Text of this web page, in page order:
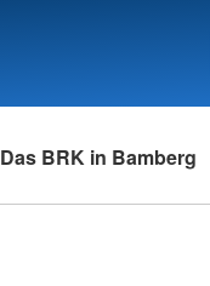
Das BRK in Bamberg